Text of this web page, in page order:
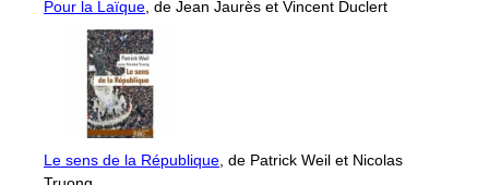
Pour la Laïque , de Jean Jaurès et Vincent Duclert
Le sens de la République , de Patrick Weil et Nicolas